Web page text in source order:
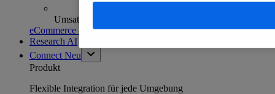
Umsatzanalysen und -prognosen
eCommerce Insights entdecken
Research AI
Connect Neu
Produkt
Flexible Integration für jede Umgebung